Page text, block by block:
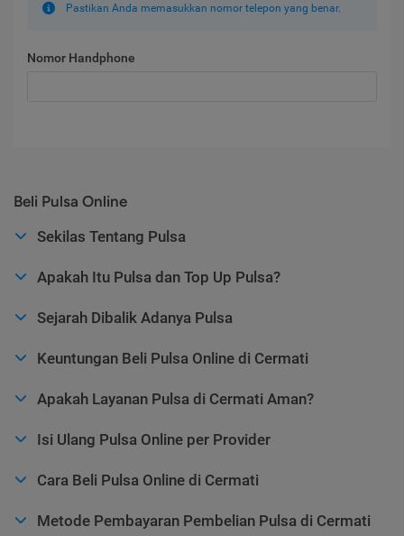
Pastikan Anda memasukkan nomor telepon yang benar.
Nomor Handphone
Beli Pulsa Online
Sekilas Tentang Pulsa
Apakah Itu Pulsa dan Top Up Pulsa?
Sejarah Dibalik Adanya Pulsa
Keuntungan Beli Pulsa Online di Cermati
Apakah Layanan Pulsa di Cermati Aman?
Isi Ulang Pulsa Online per Provider
Cara Beli Pulsa Online di Cermati
Metode Pembayaran Pembelian Pulsa di Cermati